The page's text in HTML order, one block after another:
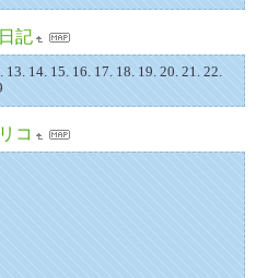
記
13. 14. 15. 16. 17. 18. 19. 20. 21. 22.
コ